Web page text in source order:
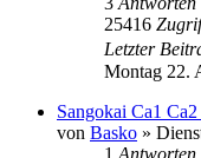
25416
Letzter
Montag 22.
Sangokai Ca1
von Basko »
1 Antworten